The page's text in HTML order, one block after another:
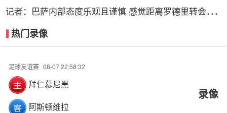
记者：巴萨内部态度乐观且谨慎 感觉距离罗德里转会完
热门录像
足球友谊赛 08-07 22:58:32
拜仁慕尼黑
阿斯顿维拉
录像